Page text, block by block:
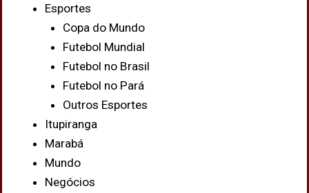
Esportes
Copa do Mundo
Futebol Mundial
Futebol no Brasil
Futebol no Pará
Outros Esportes
Itupiranga
Marabá
Mundo
Negócios